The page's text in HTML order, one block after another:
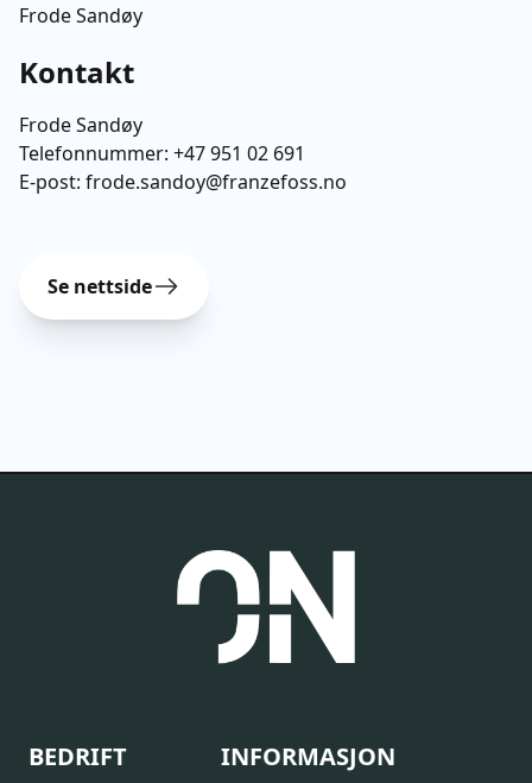
Frode Sandøy
Kontakt
Frode Sandøy
Telefonnummer: +47 951 02 691
E-post: frode.sandoy@franzefoss.no
Se nettside
BEDRIFT INFORMASJON